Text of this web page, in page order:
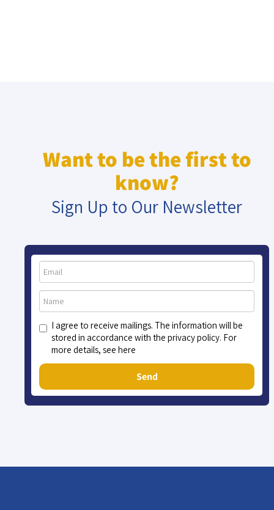
Want to be the first to
know?
Sign Up to Our Newsletter
I agree to receive mailings. The information will be
stored in accordance with the privacy policy. For
more details, see here
Send